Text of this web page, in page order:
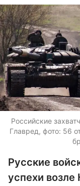
Российские
Главред, фото: 56
Русские
успехи возле